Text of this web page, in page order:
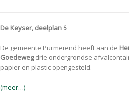
De Keyser, deelplan 6
De gemeente Purmerend heeft aan de
Goedewegdrie ondergrondse
papier en plastic opengesteld.
(meer…)